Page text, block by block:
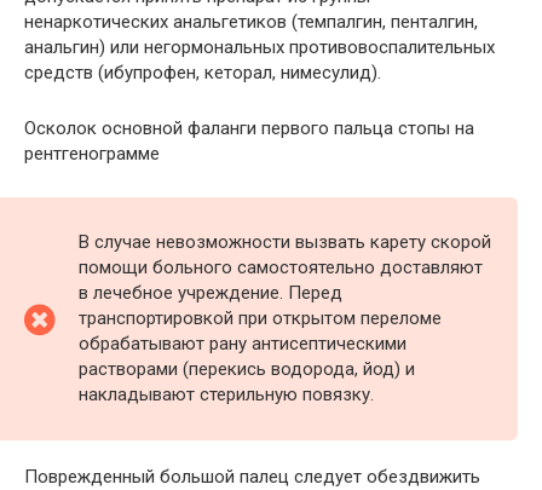
ненаркотических анальгетиков (темпалгин, пенталгин,
анальгин) или негормональных противовоспалительных
средств (ибупрофен, кеторал, нимесулид).
Осколок основной фаланги первого пальца стопы на
рентгенограмме
В случае невозможности вызвать карету скорой
помощи больного самостоятельно доставляют
в лечебное учреждение. Перед
транспортировкой при открытом переломе
обрабатывают рану антисептическими
растворами (перекись водорода, йод) и
накладывают стерильную повязку.
Поврежденный большой палец следует обездвижить